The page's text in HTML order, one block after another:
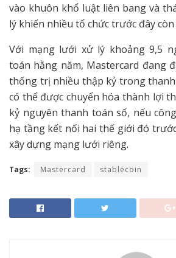
vào khuôn khổ luật liên bang và
lý khiến nhiều tổ chức trước đây
Với mạng lưới xử lý khoảng 9,5
toán hằng năm, Mastercard đang
thống trị nhiều thập kỷ trong
có thể được chuyển hóa thành lợi
kỷ nguyên thanh toán số, nếu
hạ tầng kết nối hai thế giới đó
xây dựng mạng lưới riêng.
Tags: Mastercard stablecoin